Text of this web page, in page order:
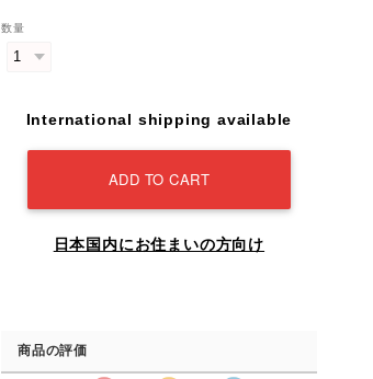
数量
International shipping available
ADD TO CART
日本国内にお住まいの方向け
商品の評価